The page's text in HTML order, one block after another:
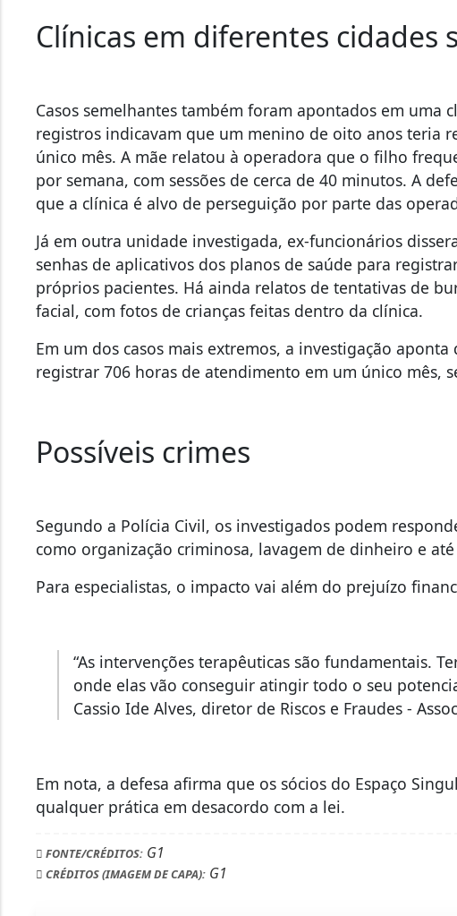
Clínicas em diferentes cidades
Casos semelhantes também foram apontados em uma
registros indicavam que um menino de oito anos teria
único mês. A mãe relatou à operadora que o filho
por semana, com sessões de cerca de 40 minutos. A
que a clínica é alvo de perseguição por parte das
Já em outra unidade investigada, ex-funcionários
senhas de aplicativos dos planos de saúde para
próprios pacientes. Há ainda relatos de tentativas de
facial, com fotos de crianças feitas dentro da clínica.
Em um dos casos mais extremos, a investigação aponta
registrar 706 horas de atendimento em um único mês,
Possíveis crimes
Segundo a Polícia Civil, os investigados podem
como organização criminosa, lavagem de dinheiro e
Para especialistas, o impacto vai além do prejuízo
“As intervenções terapêuticas são fundamentais.
onde elas vão conseguir atingir todo o seu
Cassio Ide Alves, diretor de Riscos e Fraudes -
Em nota, a defesa afirma que os sócios do Espaço
qualquer prática em desacordo com a lei.
FONTE/CRÉDITOS: G1
CRÉDITOS (IMAGEM DE CAPA): G1